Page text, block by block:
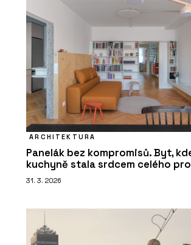
ARCHITEKTURA
Panelák bez kompromisů. Byt,
kuchyně stala srdcem celého
31. 3. 2026